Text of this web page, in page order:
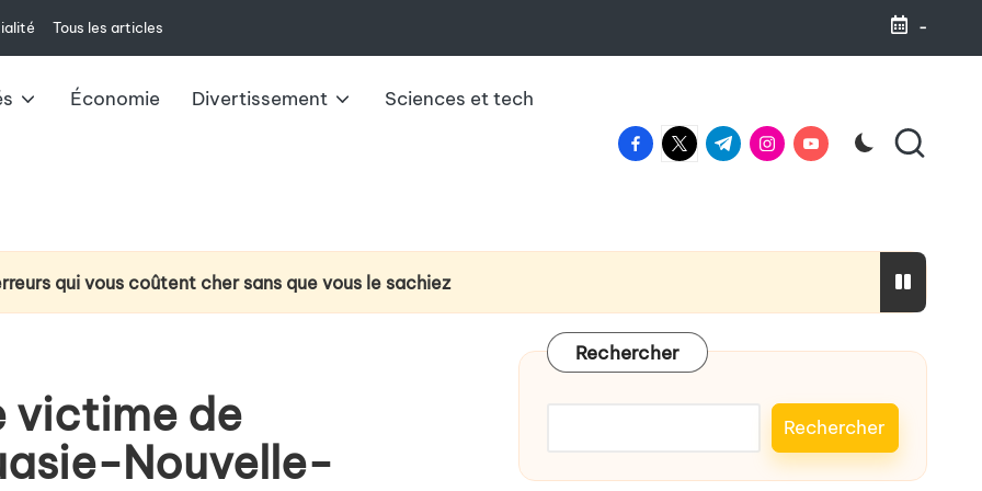
Tous les articles -
Économie Divertissement Sciences et tech
facebook.com
twitter.com
t.me instagram.com
youtube.com
qui vous coûtent cher sans que vous le sachiez
du livret A : ce qu’il faut savoir
casque VR Meta Quest 3 au-delà du jeu vidéo
victime de
Nouvelle-
Rechercher
Rechercher